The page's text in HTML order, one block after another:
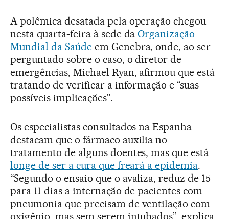
A polêmica desatada pela operação chegou
nesta quarta-feira à sede da Organização
Mundial da Saúdeem Genebra, onde, ao ser
perguntado sobre o caso, o diretor de
emergências, Michael Ryan, afirmou que está
tratando de verificar a informação e “suas
possíveis implicações”.
Os especialistas consultados na Espanha
destacam que o fármaco auxilia no
tratamento de alguns doentes, mas que está
longe de ser a cura que freará a epidemia.
“Segundo o ensaio que o avaliza, reduz de 15
para 11 dias a internação de pacientes com
pneumonia que precisam de ventilação com
oxigênio, mas sem serem intubados”, explica